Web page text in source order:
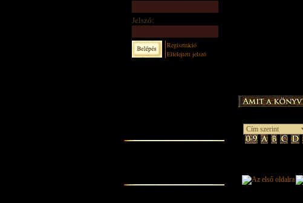
Jelszó:
Regisztráció
Elfelejtett jelszó